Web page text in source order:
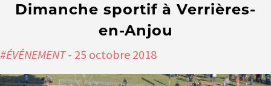
Dimanche sportif à Verrières-
en-Anjou
#ÉVÉNEMENT- 25 octobre 2018